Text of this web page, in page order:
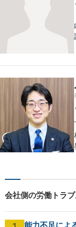
会社側の労働トラ
能力不足によ